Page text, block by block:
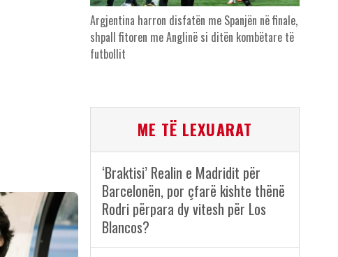
Argjentina harron disfatën me Spanjën në finale,
shpall fitoren me Anglinë si ditën kombëtare të
futbollit
ME TË LEXUARAT
‘Braktisi’ Realin e Madridit për
Barcelonën, por çfarë kishte thënë
Rodri përpara dy vitesh për Los
Blancos?